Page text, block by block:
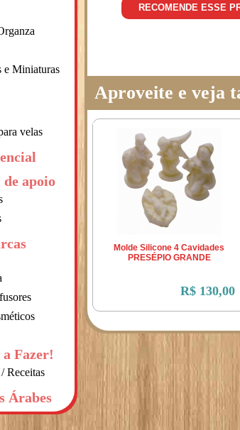
e Miniaturas
velas
apoio
Fazer!
Receitas
Árabes
RECOMENDE ESSE
Aproveite e veja
Molde Silicone 4 Cavidades
PRESÉPIO GRANDE
R$ 130,00